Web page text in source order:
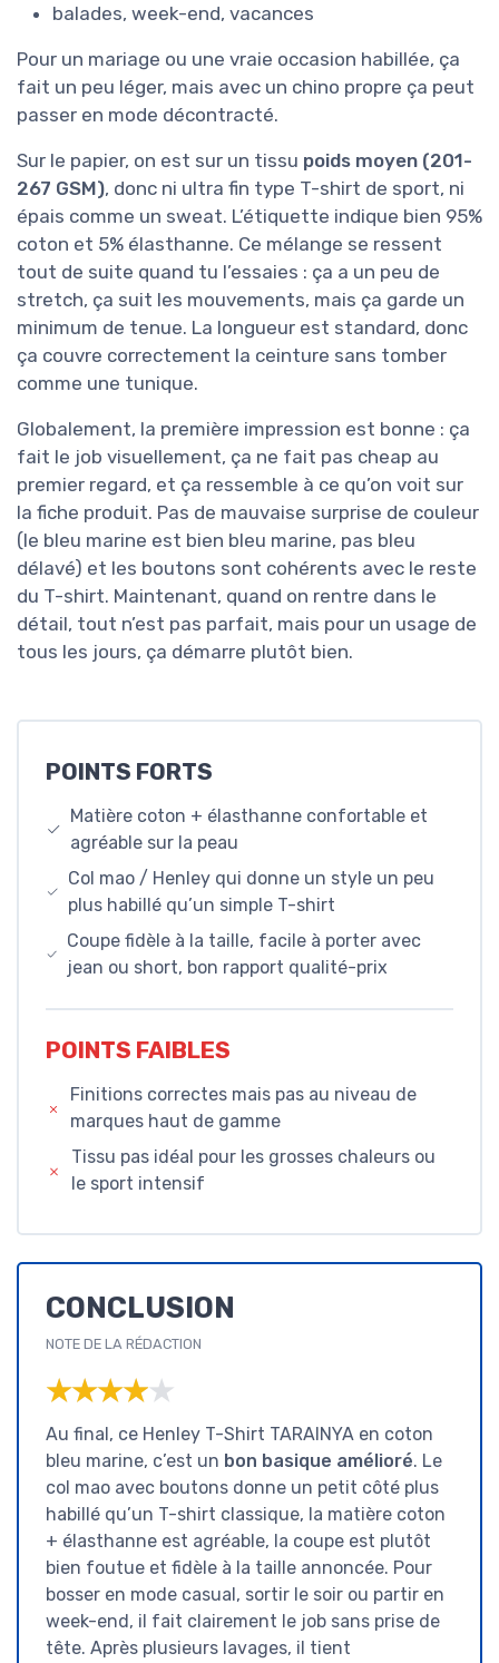
balades, week-end, vacances
Pour un mariage ou une vraie occasion habillée, ça
fait un peu léger, mais avec un chino propre ça peut
passer en mode décontracté.
Sur le papier, on est sur un tissu poids moyen (201-
267 GSM), donc ni ultra fin type T-shirt de sport, ni
épais comme un sweat. L’étiquette indique bien 95%
coton et 5% élasthanne. Ce mélange se ressent
tout de suite quand tu l’essaies : ça a un peu de
stretch, ça suit les mouvements, mais ça garde un
minimum de tenue. La longueur est standard, donc
ça couvre correctement la ceinture sans tomber
comme une tunique.
Globalement, la première impression est bonne : ça
fait le job visuellement, ça ne fait pas cheap au
premier regard, et ça ressemble à ce qu’on voit sur
la fiche produit. Pas de mauvaise surprise de couleur
(le bleu marine est bien bleu marine, pas bleu
délavé) et les boutons sont cohérents avec le reste
du T-shirt. Maintenant, quand on rentre dans le
détail, tout n’est pas parfait, mais pour un usage de
tous les jours, ça démarre plutôt bien.
POINTS FORTS
Matière coton + élasthanne confortable et
agréable sur la peau
Col mao / Henley qui donne un style un peu
plus habillé qu’un simple T-shirt
Coupe fidèle à la taille, facile à porter avec
jean ou short, bon rapport qualité-prix
POINTS FAIBLES
Finitions correctes mais pas au niveau de
marques haut de gamme
Tissu pas idéal pour les grosses chaleurs ou
le sport intensif
CONCLUSION
NOTE DE LA RÉDACTION
★★★★★
★★★★★
Au final, ce Henley T-Shirt TARAINYA en coton
bleu marine, c’est un bon basique amélioré. Le
col mao avec boutons donne un petit côté plus
habillé qu’un T-shirt classique, la matière coton
+ élasthanne est agréable, la coupe est plutôt
bien foutue et fidèle à la taille annoncée. Pour
bosser en mode casual, sortir le soir ou partir en
week-end, il fait clairement le job sans prise de
tête. Après plusieurs lavages, il tient